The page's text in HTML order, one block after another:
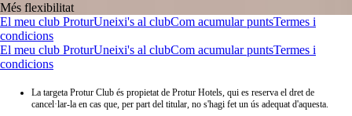
Més flexibilitat
El meu club ProturUneixi's al clubCom acumular puntsTermes i
condicions
El meu club ProturUneixi's al clubCom acumular puntsTermes i
condicions
La targeta Protur Club és propietat de Protur Hotels, qui es reserva el dret de
cancel·lar-la en cas que, per part del titular, no s'hagi fet un ús adequat d'aquesta.